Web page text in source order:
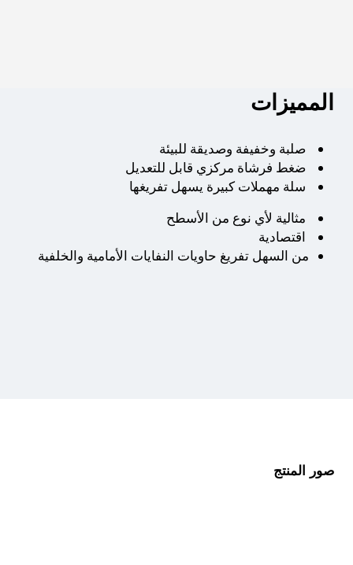
المميزات
صلبة وخفيفة وصديقة للبيئة
ضغط فرشاة مركزي قابل للتعديل
سلة مهملات كبيرة يسهل تفريغها
مثالية لأي نوع من الأسطح
اقتصادية
من السهل تفريغ حاويات النفايات الأمامية والخلفية
صور المنتج